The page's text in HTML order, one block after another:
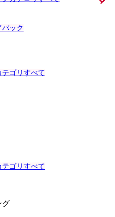
パック
テゴリすべて
ゴリすべて
グ